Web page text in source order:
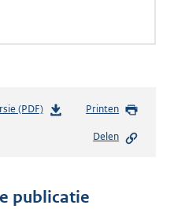
(PDF)b
n
Printen
Delen
publicatie